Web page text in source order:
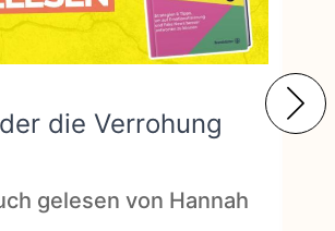
die Verrohung
gelesen von Hannah